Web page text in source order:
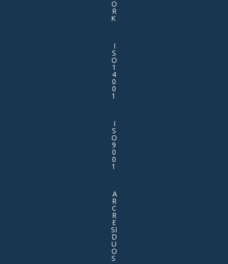
O
R
K
I
S
O
1
4
0
0
1
I
S
O
9
0
0
1
A
R
C
R
E
SI
D
U
O
S